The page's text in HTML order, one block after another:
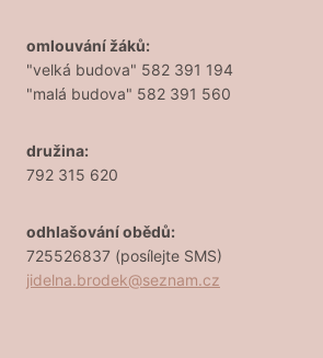
omlouvání žáků:
"velká budova" 582 391 194
"malá budova" 582 391 560
družina:
792 315 620
odhlašování obědů:
725526837 (posílejte SMS)
jidelna.brodek@seznam.cz